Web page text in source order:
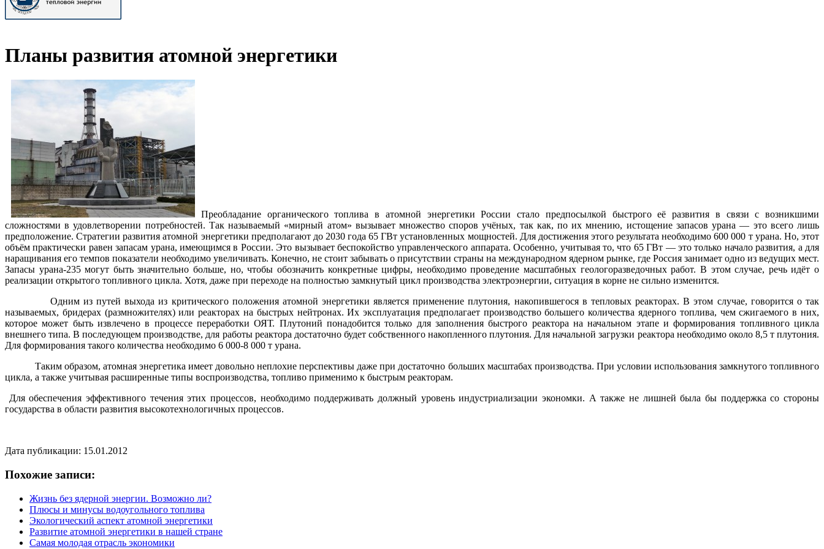
Планы развития атомной энергетики
Преобладание органического топлива в атомной энергетики России стало предпосылкой быстрого её развития в связи с возникшими
сложностями в удовлетворении потребностей. Так называемый «мирный атом» вызывает множество споров учёных, так как, по их мнению, истощение запасов урана — это всего лишь
предположение. Стратегии развития атомной энергетики предполагают до 2030 года 65 ГВт установленных мощностей. Для достижения этого результата необходимо 600 000 т урана. Но, этот
объём практически равен запасам урана, имеющимся в России. Это вызывает беспокойство управленческого аппарата. Особенно, учитывая то, что 65 ГВт — это только начало развития, а для
наращивания его темпов показатели необходимо увеличивать. Конечно, не стоит забывать о присутствии страны на международном ядерном рынке, где Россия занимает одно из ведущих мест.
Запасы урана-235 могут быть значительно больше, но, чтобы обозначить конкретные цифры, необходимо проведение масштабных геологоразведочных работ. В этом случае, речь идёт о
реализации открытого топливного цикла. Хотя, даже при переходе на полностью замкнутый цикл производства электроэнергии, ситуация в корне не сильно изменится.
Одним из путей выхода из критического положения атомной энергетики является применение плутония, накопившегося в тепловых реакторах. В этом случае, говорится о так
называемых, бридерах (размножителях) или реакторах на быстрых нейтронах. Их эксплуатация предполагает производство большего количества ядерного топлива, чем сжигаемого в них,
которое может быть извлечено в процессе переработки ОЯТ. Плутоний понадобится только для заполнения быстрого реактора на начальном этапе и формирования топливного цикла
внешнего типа. В последующем производстве, для работы реактора достаточно будет собственного накопленного плутония. Для начальной загрузки реактора необходимо около 8,5 т плутония.
Для формирования такого количества необходимо 6 000-8 000 т урана.
Таким образом, атомная энергетика имеет довольно неплохие перспективы даже при достаточно больших масштабах производства. При условии использования замкнутого топливного
цикла, а также учитывая расширенные типы воспроизводства, топливо применимо к быстрым реакторам.
Для обеспечения эффективного течения этих процессов, необходимо поддерживать должный уровень индустриализации экономки. А также не лишней была бы поддержка со стороны
государства в области развития высокотехнологичных процессов.
Дата публикации: 15.01.2012
Похожие записи:
Жизнь без ядерной энергии. Возможно ли?
Плюсы и минусы водоугольного топлива
Экологический аспект атомной энергетики
Развитие атомной энергетики в нашей стране
Самая молодая отрасль экономики